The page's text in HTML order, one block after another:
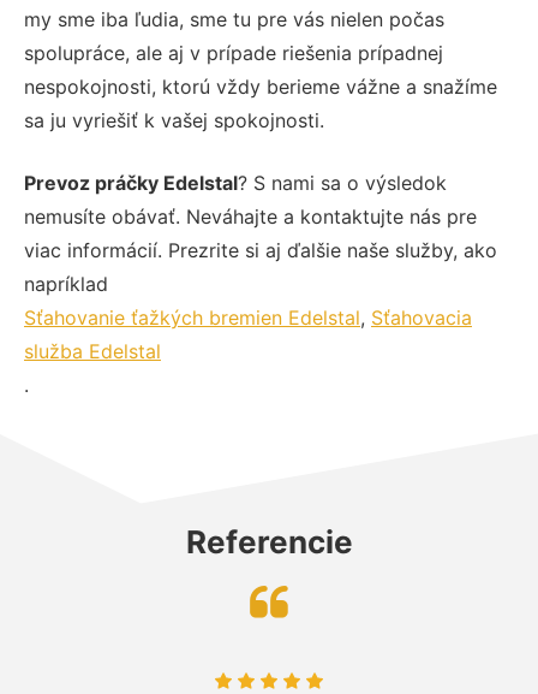
my sme iba ľudia, sme tu pre vás nielen počas
spolupráce, ale aj v prípade riešenia prípadnej
nespokojnosti, ktorú vždy berieme vážne a snažíme
sa ju vyriešiť k vašej spokojnosti.
Prevoz práčky Edelstal? S nami sa o výsledok
nemusíte obávať. Neváhajte a kontaktujte nás pre
viac informácií. Prezrite si aj ďalšie naše služby, ako
napríklad
Sťahovanie ťažkých bremien Edelstal, Sťahovacia
služba Edelstal
.
Referencie